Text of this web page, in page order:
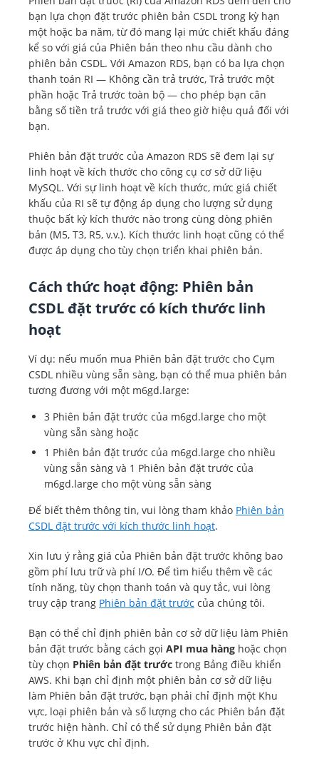
Triển khai nhiều vùng sẵn
sàng (hai phiên bản dự
phòng có thể đọc được)
bạn lựa chọn đặt trước phiên bản CSDL trong kỳ hạn
một hoặc ba năm, từ đó mang lại mức chiết khấu đáng
kể so với giá của Phiên bản theo nhu cầu dành cho
phiên bản CSDL. Với Amazon RDS, bạn có ba lựa chọn
thanh toán RI — Không cần trả trước, Trả trước một
phần hoặc Trả trước toàn bộ — cho phép bạn cân
bằng số tiền trả trước với giá theo giờ hiệu quả đối với
bạn.
Phiên bản đặt trước của Amazon RDS sẽ đem lại sự
linh hoạt về kích thước cho công cụ cơ sở dữ liệu
MySQL. Với sự linh hoạt về kích thước, mức giá chiết
khấu của RI sẽ tự động áp dụng cho lượng sử dụng
thuộc bất kỳ kích thước nào trong cùng dòng phiên
bản (M5, T3, R5, v.v.). Kích thước linh hoạt cũng có thể
được áp dụng cho tùy chọn triển khai phiên bản.
Cách thức hoạt động: Phiên bản
CSDL đặt trước có kích thước linh
hoạt
Ví dụ: nếu muốn mua Phiên bản đặt trước cho Cụm
CSDL nhiều vùng sẵn sàng, bạn có thể mua phiên bản
tương đương với một m6gd.large:
3 Phiên bản đặt trước của m6gd.large cho một
vùng sẵn sàng hoặc
1 Phiên bản đặt trước của m6gd.large cho nhiều
vùng sẵn sàng và 1 Phiên bản đặt trước của
m6gd.large cho một vùng sẵn sàng
Để biết thêm thông tin, vui lòng tham khảo Phiên bản
CSDL đặt trước với kích thước linh hoạt.
Xin lưu ý rằng giá của Phiên bản đặt trước không bao
gồm phí lưu trữ và phí I/O. Để tìm hiểu thêm về các
tính năng, tùy chọn thanh toán và quy tắc, vui lòng
truy cập trang Phiên bản đặt trước của chúng tôi.
Bạn có thể chỉ định phiên bản cơ sở dữ liệu làm Phiên
bản đặt trước bằng cách gọi API mua hàng hoặc chọn
tùy chọn Phiên bản đặt trước trong Bảng điều khiển
AWS. Khi bạn chỉ định một phiên bản cơ sở dữ liệu
làm Phiên bản đặt trước, bạn phải chỉ định một Khu
vực, loại phiên bản và số lượng cho các Phiên bản đặt
trước hiện hành. Chỉ có thể sử dụng Phiên bản đặt
trước ở Khu vực chỉ định.